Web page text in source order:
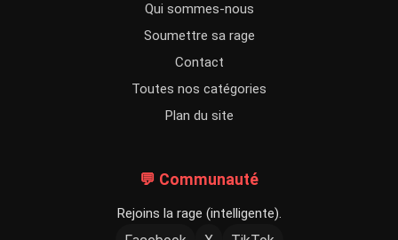
Qui sommes-nous
Soumettre sa rage
Contact
Toutes nos catégories
Plan du site
💬 Communauté
Rejoins la rage (intelligente).